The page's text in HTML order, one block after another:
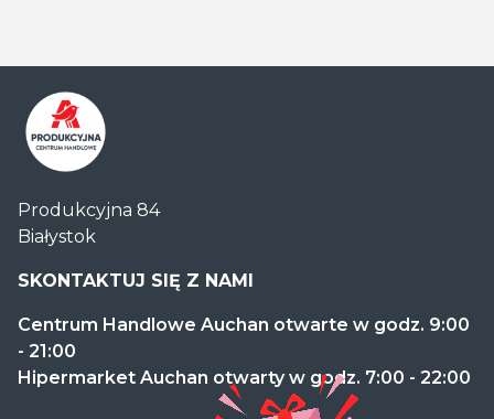
Handlowe
Auchan
Produkcyjna
Produkcyjna 84
Białystok
SKONTAKTUJ SIĘ Z NAMI
Centrum Handlowe Auchan otwarte w godz. 9:00
- 21:00
Hipermarket Auchan otwarty w godz. 7:00 - 22:00